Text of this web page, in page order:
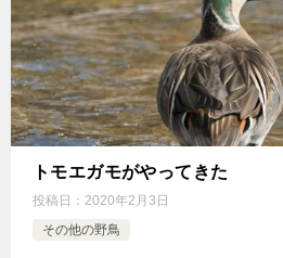
トモエガモがやってきた
投稿日： 2020年2月3日
その他の野鳥